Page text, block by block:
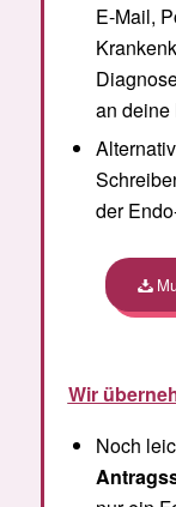
E-Mail,
an deine
der
Wir
Noch